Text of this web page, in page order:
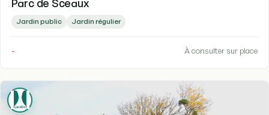
Parc de Sceaux
Jardin public Jardin régulier
- À consulter sur place